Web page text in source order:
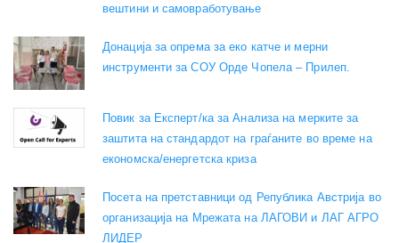
вештини и самовработување
Донација за опрема за еко катче и мерни
инструменти за СОУ Орде Чопела – Прилеп.
Повик за Експерт/ка за Анализа на мерките за
заштита на стандардот на граѓаните во време на
економска/енергетска криза
Посета на претставници од Република Австрија во
организација на Мрежата на ЛАГОВИ и ЛАГ АГРО
ЛИДЕР